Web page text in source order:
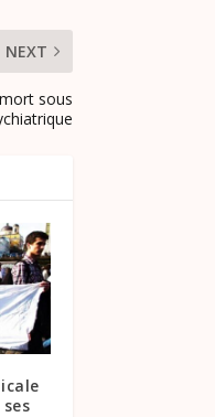
NEXT
sous